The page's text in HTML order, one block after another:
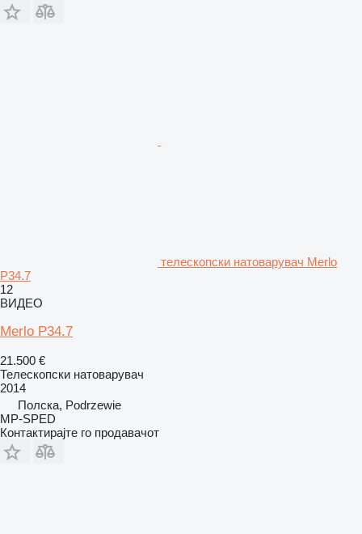
телескопски натоварувач Merlo
P34.7
12
ВИДЕО
Merlo P34.7
21.500 €
Телескопски натоварувач
2014
Полска, Podrzewie
MP-SPED
Контактирајте го продавачот